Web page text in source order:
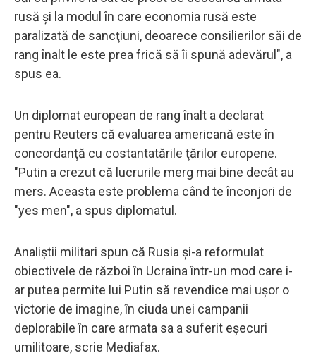
rusă şi la modul în care economia rusă este
paralizată de sancţiuni, deoarece consilierilor săi de
rang înalt le este prea frică să îi spună adevărul", a
spus ea.
Un diplomat european de rang înalt a declarat
pentru Reuters că evaluarea americană este în
concordanţă cu costantatările ţărilor europene.
"Putin a crezut că lucrurile merg mai bine decât au
mers. Aceasta este problema când te înconjori de
"yes men", a spus diplomatul.
Analiştii militari spun că Rusia şi-a reformulat
obiectivele de război în Ucraina într-un mod care i-
ar putea permite lui Putin să revendice mai uşor o
victorie de imagine, în ciuda unei campanii
deplorabile în care armata sa a suferit eşecuri
umilitoare, scrie Mediafax.